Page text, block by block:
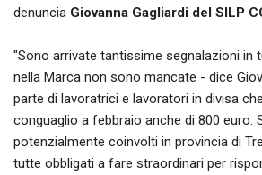
denuncia Giovanna Gagliardi del SILP
"Sono arrivate tantissime segnalazioni in
nella Marca non sono mancate - dice
parte di lavoratrici e lavoratori in divisa
conguaglio a febbraio anche di 800 euro.
potenzialmente coinvolti in provincia di
tutte obbligati a fare straordinari per